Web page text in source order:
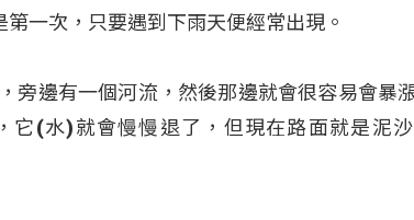
一次，只要遇到下雨天便經常出現。
旁邊有一個河流，然後那邊就會很容易會暴
它(水)就會慢慢退了，但現在路面就是泥